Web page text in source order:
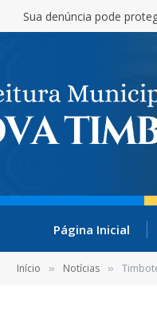
Sua denúncia pode
Página Inicial
Início » Notícias »